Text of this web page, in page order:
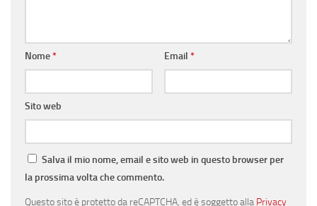
Nome* Email *
Sito web
Salva il mio nome, email e sito web in questo browser per
la prossima volta che commento.
Questo sito è protetto da reCAPTCHA, ed è soggetto alla Privacy